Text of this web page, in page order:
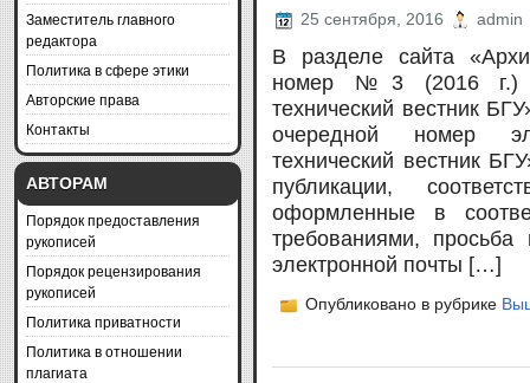
Заместитель главного
редактора
Политика в сфере этики
Авторские права
Контакты
АВТОРАМ
Порядок предоставления
рукописей
Порядок рецензирования
рукописей
Политика приватности
Политика в отношении
плагиата
25 сентября, 2016 admin
В разделе сайта
номер №3 (2016 г.)
технический вестник
очередной номер
технический вестник
публикации,
оформленные в
требованиями,
электронной почты […]
Опубликовано в рубрике